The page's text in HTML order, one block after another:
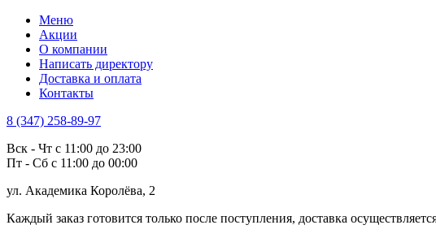
Меню
Акции
О компании
Написать директору
Доставка и оплата
Контакты
8 (347) 258-89-97
Вск - Чт с 11:00 до 23:00
Пт - Сб с 11:00 до 00:00
ул. Академика Королёва, 2
Каждый заказ готовится только после поступления, доставка